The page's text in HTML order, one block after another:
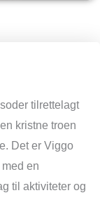
tilrettelagt
kristne troen
Det er Viggo
en
til aktiviteter og